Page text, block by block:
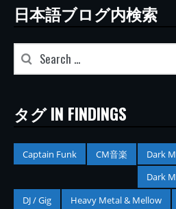
日本語ブログ内検索
タグ IN FINDINGS
Captain Funk CM音楽
Dark
Dark
DJ / Gig
Heavy Metal & Mellow